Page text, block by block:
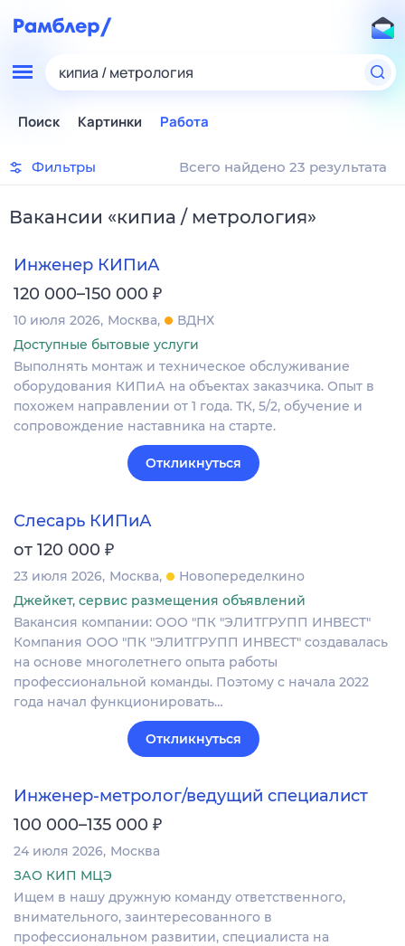
кипиа / метрология
Поиск Картинки Работа
Фильтры Всего найдено 23 результата
Вакансии «кипиа / метрология»
Инженер КИПиА
120 000–150 000 ₽
10 июля 2026 Москва
ВДНХ
Доступные бытовые услуги
Выполнять монтаж и техническое обслуживание
оборудования КИПиА на объектах заказчика. Опыт в
похожем направлении от 1 года. ТК, 5/2, обучение и
сопровождение наставника на старте.
Откликнуться
Слесарь КИПиА
от 120 000 ₽
23 июля 2026 Москва
Новопеределкино
Джейкет, сервис размещения объявлений
Вакансия компании: ООО "ПК "ЭЛИТГРУПП ИНВЕСТ"
Компания ООО "ПК "ЭЛИТГРУПП ИНВЕСТ" создавалась
на основе многолетнего опыта работы
профессиональной команды. Поэтому с начала 2022
года начал функционировать…
Откликнуться
Инженер-метролог/ведущий специалист
100 000–135 000 ₽
24 июля 2026 Москва
ЗАО КИП МЦЭ
Ищем в нашу дружную команду ответственного,
внимательного, заинтересованного в
профессиональном развитии, специалиста на